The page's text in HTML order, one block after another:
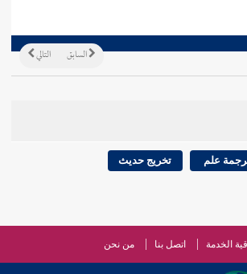
التالي السابق
علم تخريج حديث
الخدمة اتصل بنا من نحن